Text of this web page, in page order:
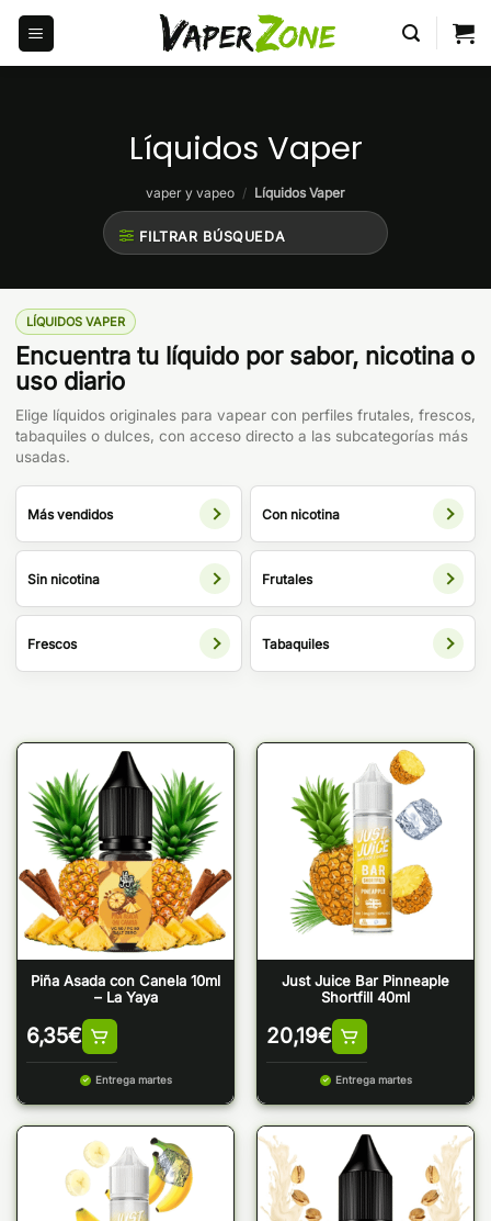
Saltar
contenido
Líquidos Vaper
vaper y vapeo / Líquidos Vaper
FILTRAR BÚSQUEDA
LÍQUIDOS VAPER
Encuentra tu líquido por sabor, nicotina o
uso diario
Elige líquidos originales para vapear con perfiles frutales, frescos,
tabaquiles o dulces, con acceso directo a las subcategorías más
usadas.
Más vendidos Con nicotina
Sin nicotina Frutales
Frescos Tabaquiles
Piña Asada con Canela 10ml
– La Yaya
6,35€
Entrega martes
Just Juice Bar Pinneaple
Shortfill 40ml
20,19€
Entrega martes